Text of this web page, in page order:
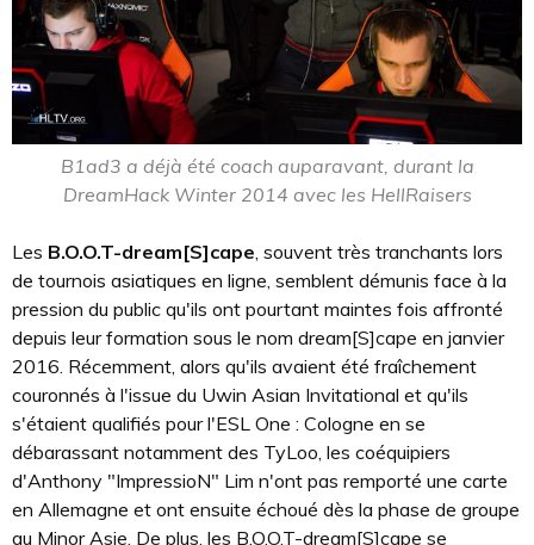
B1ad3 a déjà été coach auparavant, durant la
DreamHack Winter 2014 avec les HellRaisers
Les B.O.O.T-dream[S]cape, souvent très tranchants lors
de tournois asiatiques en ligne, semblent démunis face à la
pression du public qu'ils ont pourtant maintes fois affronté
depuis leur formation sous le nom dream[S]cape en janvier
2016. Récemment, alors qu'ils avaient été fraîchement
couronnés à l'issue du Uwin Asian Invitational et qu'ils
s'étaient qualifiés pour l'ESL One : Cologne en se
débarassant notamment des TyLoo, les coéquipiers
d'Anthony "ImpressioN" Lim n'ont pas remporté une carte
en Allemagne et ont ensuite échoué dès la phase de groupe
au Minor Asie. De plus, les B.O.O.T-dream[S]cape se